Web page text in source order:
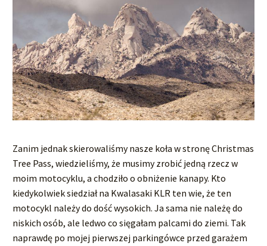
Zanim jednak skierowaliśmy nasze koła w stronę Christmas
Tree Pass, wiedzieliśmy, że musimy zrobić jedną rzecz w
moim motocyklu, a chodziło o obniżenie kanapy. Kto
kiedykolwiek siedział na Kwalasaki KLR ten wie, że ten
motocykl należy do dość wysokich. Ja sama nie należę do
niskich osób, ale ledwo co sięgałam palcami do ziemi. Tak
naprawdę po mojej pierwszej parkingówce przed garażem